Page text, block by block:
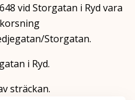
vid Storgatan i Ryd vara
Storgatan.
i Ryd.
sträckan.